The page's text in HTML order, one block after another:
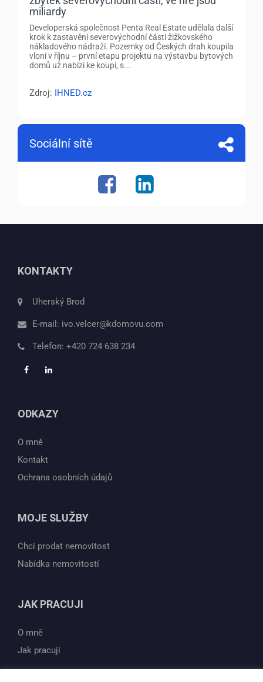
miliardy
Developerská společnost Penta Real Estate udělala další
krok k zastavění severovýchodní části žižkovského
nákladového nádraží. Pozemky od Českých drah koupila
vloni v říjnu – první etapu projektu na výstavbu bytových
domů už nabízí ke koupi, s...
Zdroj: IHNED.cz
Sociální sítě
KONTAKTY
Uherský Brod
E-mail: ivo.velcer@kdomovu.com
Telefon: +420 724 638 234
ODKAZY
O mně
Kontakt
Ochrana osobních údajů
MOJE SLUŽBY
Chci prodat nemovitost
Nabídka nemovitostí
JAK PRACUJI
O mně
Jak pracuji